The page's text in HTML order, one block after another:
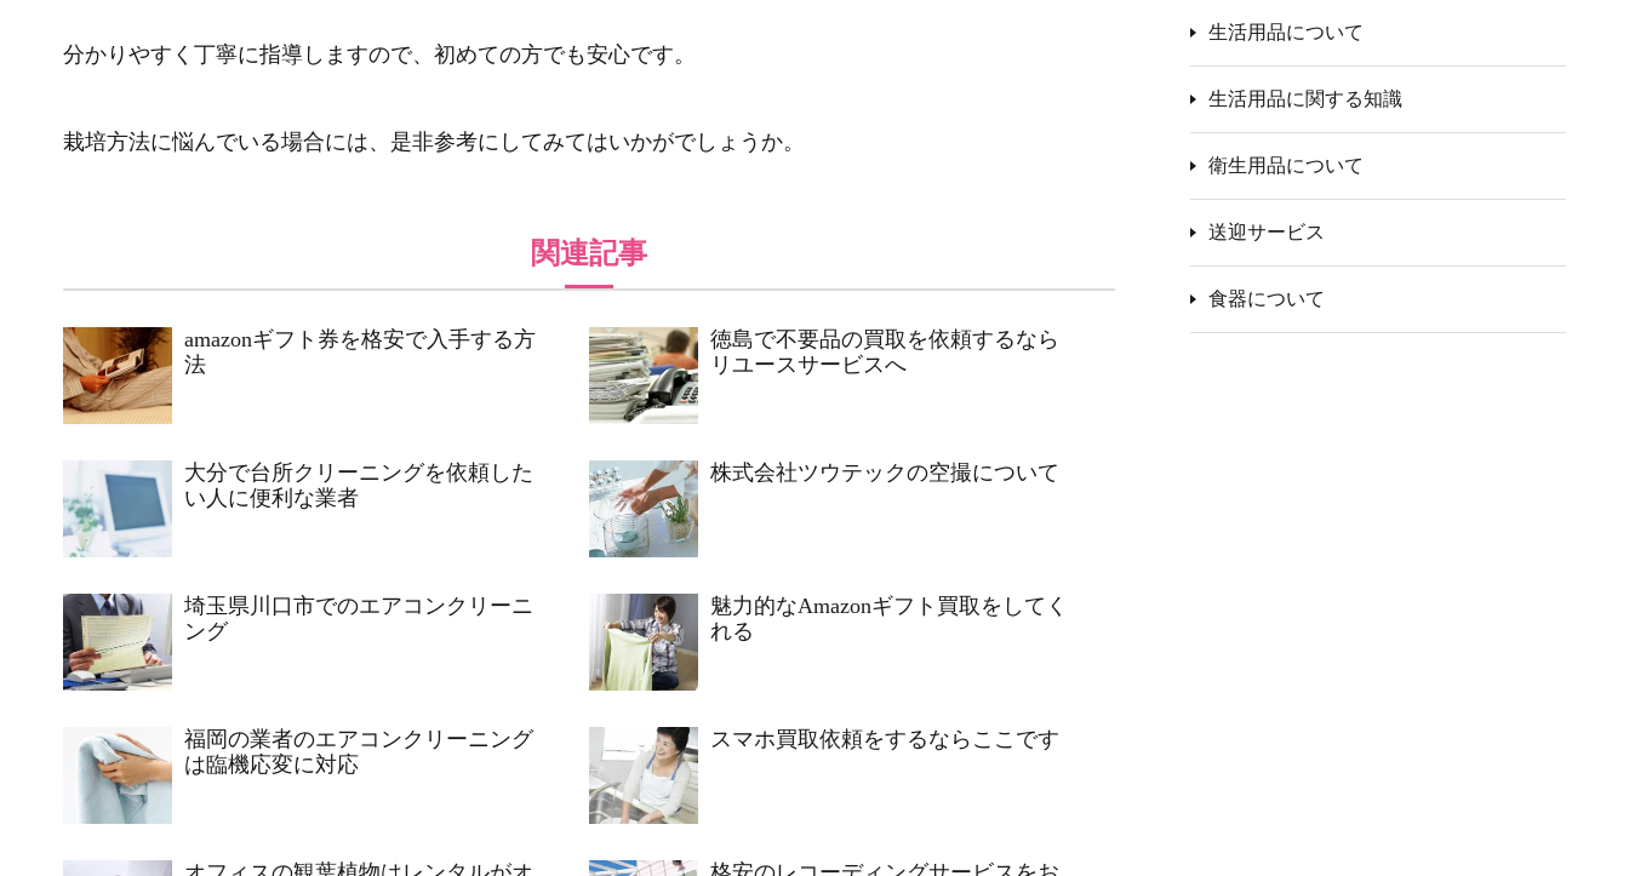
分かりやすく丁寧に指導しますので、初めての方でも安心です。
栽培方法に悩んでいる場合には、是非参考にしてみてはいかがでしょうか。
関連記事
amazonギフト券を格安で入手する方
法
徳島で不要品の買取を依頼するなら
リユースサービスへ
大分で台所クリーニングを依頼した
い人に便利な業者
株式会社ツウテックの空撮について
埼玉県川口市でのエアコンクリーニ
ング
魅力的なAmazonギフト買取をしてく
れる
福岡の業者のエアコンクリーニング
は臨機応変に対応
スマホ買取依頼をするならここです
生活用品について
生活用品に関する知識
衛生用品について
送迎サービス
食器について